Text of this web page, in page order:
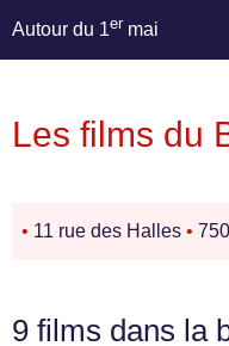
Autour du 1er mai
Les films du
• 11 rue des Halles •
9 films dans la